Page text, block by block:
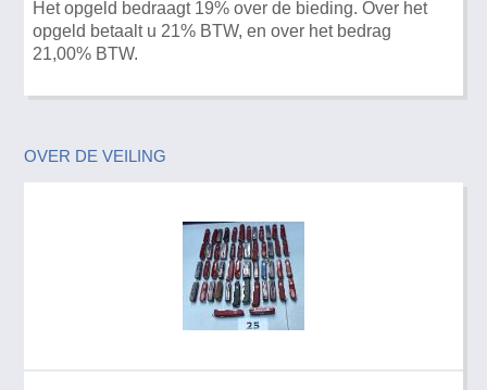
Het opgeld bedraagt 19% over de bieding. Over het
opgeld betaalt u 21% BTW, en over het bedrag
21,00% BTW.
OVER DE VEILING